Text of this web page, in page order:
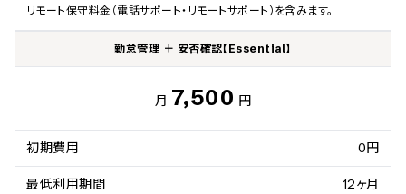
リモート保守料金（電話サポート・リモートサポート）を含みます。
勤怠管理 ＋ 安否確認【Essential】
月 7,500 円
初期費用 0円
最低利用期間 12ヶ月